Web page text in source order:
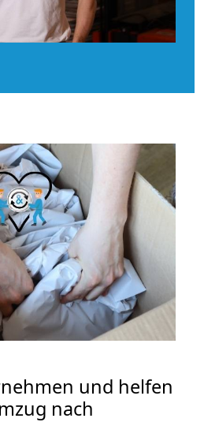
und helfen
nach